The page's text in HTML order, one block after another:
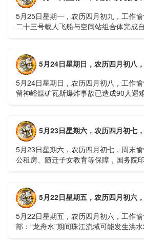
5月25日星期一，农历四月初九，工作
二十三号载人飞船与空间站组合体完成
5月24日星期日，农历四月初八
5月24日星期日，农历四月初八，工作
留神峪煤矿瓦斯爆炸事故已造成90人遇
5月23日星期六，农历四月初七
5月23日星期六，农历四月初七，周末
公租房、随迁子女教育等保障，国务院
5月22日星期五，农历四月初六
5月22日星期五，农历四月初六，工作
部：“龙舟水”期间珠江流域可能发生洪